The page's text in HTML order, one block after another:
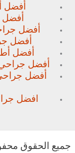
أفضل
أفضل
أفضل
أفضل
أفضل
أفضل جراحي
أفضل
افضل
جميع الحقوق محفوظة © 2026 المرشد